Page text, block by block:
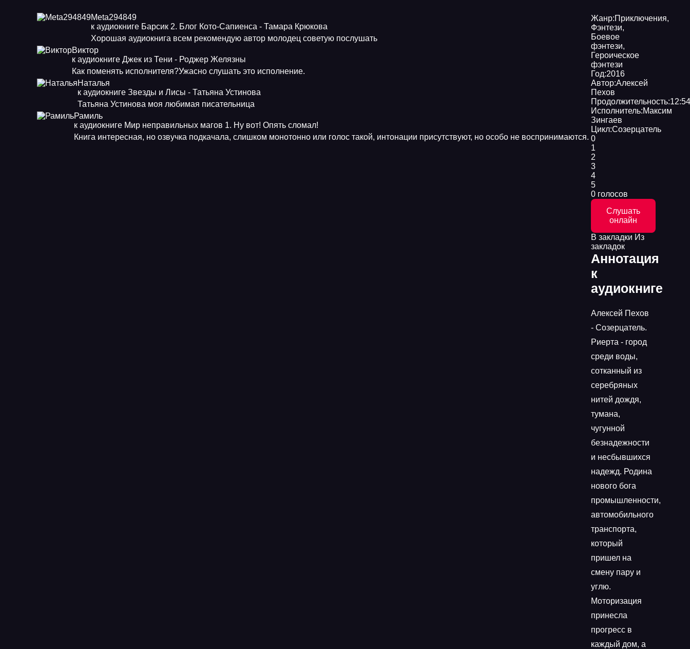
Meta294849
к аудиокниге Барсик 2. Блог Кото-Сапиенса - Тамара Крюкова
Хорошая аудиокнига всем рекомендую автор молодец советую послушать
Виктор
к аудиокниге Джек из Тени - Роджер Желязны
Как поменять исполнителя?Ужасно слушать это исполнение.
Наталья
к аудиокниге Звезды и Лисы - Татьяна Устинова
Татьяна Устинова моя любимая писательница
Рамиль
к аудиокниге Мир неправильных магов 1. Ну вот! Опять сломал!
Книга интересная, но озвучка подкачала, слишком монотонно или голос такой, интонации присутствуют, но особо не воспринимаются.
Жанр:Приключения,
Фэнтези,
Боевое
фэнтези,
Героическое
фэнтези
Год:2016
Автор:Алексей
Пехов
Продолжительность:
Исполнитель:Максим
Зингаев
Цикл:Созерцатель
0
1
2
3
4
5
0 голосов
Слушать
онлайн
В закладки Из
закладок
Аннотация
к
аудиокниге
Алексей Пехов
- Созерцатель.
Риерта - город
среди воды,
сотканный из
серебряных
нитей дождя,
тумана,
чугунной
безнадежности
и несбывшихся
надежд. Родина
нового бога
промышленности,
автомобильного
транспорта,
который
пришел на
смену пару и
углю.
Моторизация
принесла
прогресс в
каждый дом, а